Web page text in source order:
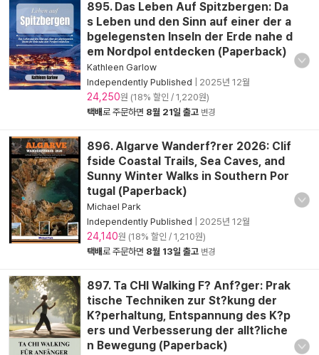
895. Das Leben Auf Spitzbergen: Da
s Leben und den Sinn auf einer der a
bgelegensten Inseln der Erde nahe d
em Nordpol entdecken (Paperback)
Kathleen Garlow
Independently Published
2025년 12월
24,250원 (18% 할인 / 1,220원)
택배로 주문하면 8월 21일 출고 변경
896. Algarve Wanderf?rer 2026: Clif
fside Coastal Trails, Sea Caves, and
Sunny Winter Walks in Southern Por
tugal (Paperback)
Michael Park
Independently Published
2025년 12월
24,140원 (18% 할인 / 1,210원)
택배로 주문하면 8월 13일 출고 변경
897. Ta CHI Walking F? Anf?ger: Prak
tische Techniken zur St?kung der
K?perhaltung, Entspannung des K?p
ers und Verbesserung der allt?liche
n Bewegung (Paperback)